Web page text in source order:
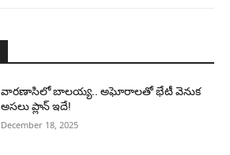
వారణాసిలో బాలయ్య.. అఘోరాలతో భేటీ వెనుక
అసలు ప్లాన్ ఇదే!
December 18, 2025